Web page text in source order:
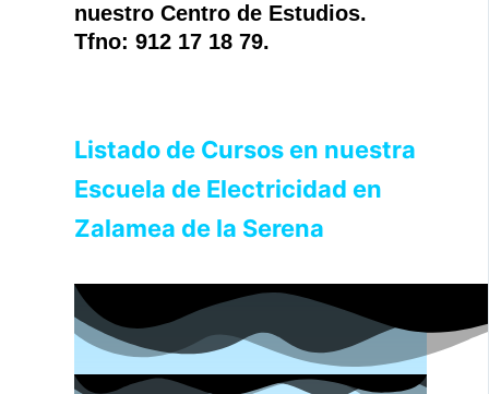
nuestro Centro de Estudios.
Tfno: 912 17 18 79.
Listado de Cursos en nuestra
Escuela de Electricidad en
Zalamea de la Serena